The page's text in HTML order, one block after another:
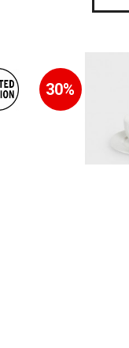
30%